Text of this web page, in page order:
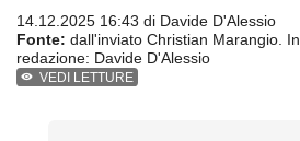
14.12.2025 16:43 di Davide D'Alessio
Fonte: dall'inviato Christian Marangio. In
redazione: Davide D'Alessio
VEDI LETTURE